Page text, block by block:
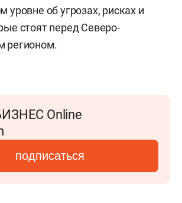
уровне об угрозах, рисках и
стоят перед Северо-
регионом.
Online
подписаться